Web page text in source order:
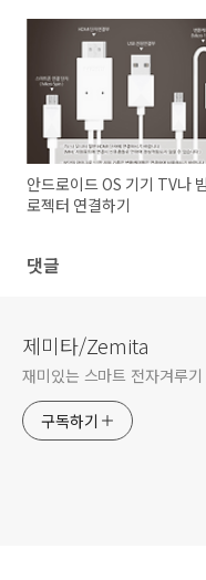
안드로이드 OS 기기 TV나
로젝터 연결하기
댓글
제미타/Zemita
재미있는 스마트 전자겨루
구독하기